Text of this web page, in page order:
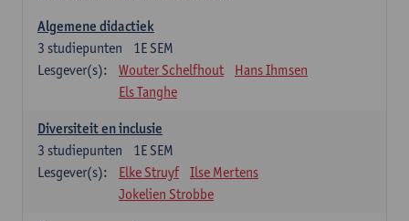
Algemene didactiek
1E SEM
3 studiepunten
Lesgever(s):
Wouter Schelfhout
Hans Ihmsen
Els Tanghe
Diversiteit en inclusie
1E SEM
3 studiepunten
Lesgever(s):
Elke Struyf
Ilse Mertens
Jokelien Strobbe